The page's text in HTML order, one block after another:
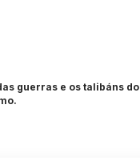
guerras e os talibáns do